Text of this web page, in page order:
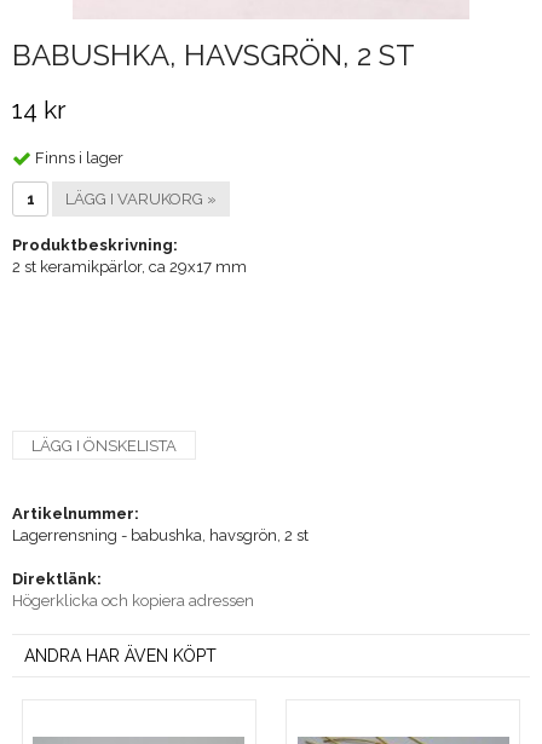
BABUSHKA, HAVSGRÖN, 2 ST
14 kr
Finns i lager
LÄGG I VARUKORG »
Produktbeskrivning:
2 st keramikpärlor, ca 29x17 mm
LÄGG I ÖNSKELISTA
Artikelnummer:
Lagerrensning - babushka, havsgrön, 2 st
Direktlänk:
Högerklicka och kopiera adressen
ANDRA HAR ÄVEN KÖPT